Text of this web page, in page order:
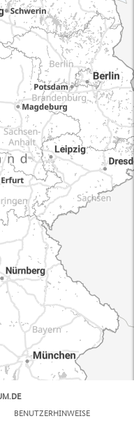
BENUTZERHINWEISE